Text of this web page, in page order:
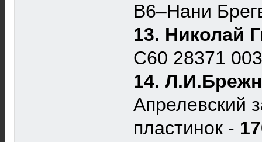
B6–Нани
13. Николай
С60 28371
14.
Апрелевский
пластинок -